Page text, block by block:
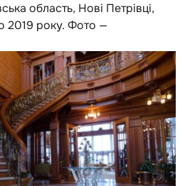
область, Нові Петрівці,
2019 року. Фото —